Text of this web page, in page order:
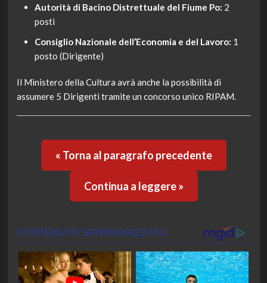
Autorità di Bacino Distrettuale del Fiume Po: 2
posti
Consiglio Nazionale dell’Economia e del Lavoro: 1
posto (Dirigente)
Il Ministero della Cultura avrà anche la possibilità di
assumere 5 Dirigenti tramite un concorso unico RIPAM.
« Torna al paragrafo precedente
Continua a leggere »